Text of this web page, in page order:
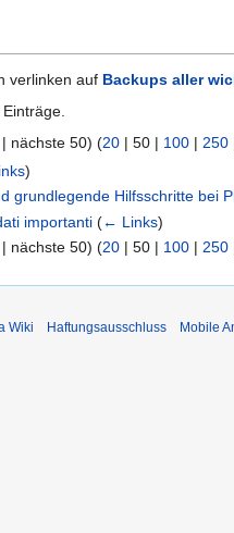
verlinken auf Backups aller
| nächste 50) (20 | 50 | 100 | 250
)
grundlegende Hilfsschritte bei
importanti (← Links)
| nächste 50) (20 | 50 | 100 | 250
Wiki Haftungsausschluss Mobile